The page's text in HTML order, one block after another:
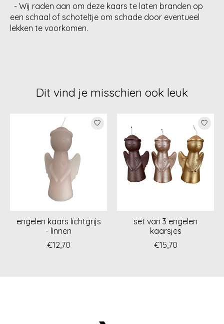
- Wij raden aan om deze kaars te laten branden op
een schaal of schoteltje om schade door eventueel
lekken te voorkomen.
Dit vind je misschien ook leuk
Items van productcarrousel
engelen kaars lichtgrijs
- linnen
€12,70
set van 3 engelen
kaarsjes
€15,70